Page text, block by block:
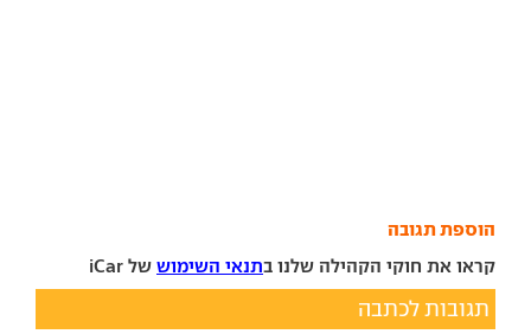
הוספת תגובה
קראו את חוקי הקהילה שלנו בתנאי השימוש של iCar
תגובות לכתבה